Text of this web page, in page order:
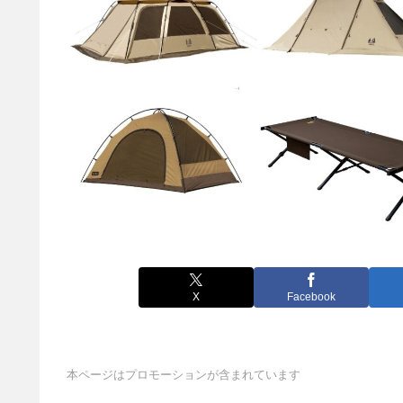
X Facebook
本ページはプロモーションが含まれています